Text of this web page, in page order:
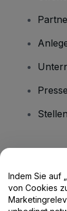
Hilfe-
Indem Sie auf
von Cookies
Marketingrelevanz der